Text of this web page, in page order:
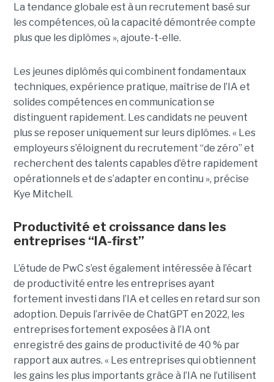
La tendance globale est à un recrutement basé sur
les compétences, où la capacité démontrée compte
plus que les diplômes », ajoute-t-elle.
Les jeunes diplômés qui combinent fondamentaux
techniques, expérience pratique, maîtrise de l’IA et
solides compétences en communication se
distinguent rapidement. Les candidats ne peuvent
plus se reposer uniquement sur leurs diplômes. « Les
employeurs s’éloignent du recrutement “de zéro” et
recherchent des talents capables d’être rapidement
opérationnels et de s’adapter en continu », précise
Kye Mitchell.
Productivité et croissance dans les
entreprises “IA-first”
L’étude de PwC s’est également intéressée à l’écart
de productivité entre les entreprises ayant
fortement investi dans l’IA et celles en retard sur son
adoption. Depuis l’arrivée de ChatGPT en 2022, les
entreprises fortement exposées à l’IA ont
enregistré des gains de productivité de 40 % par
rapport aux autres. « Les entreprises qui obtiennent
les gains les plus importants grâce à l’IA ne l’utilisent